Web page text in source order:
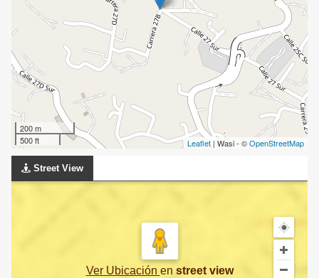
200 m
500 ft
Leaflet | Wasi - ©OpenStreetMap
Street View
Ver Ubicación en street view